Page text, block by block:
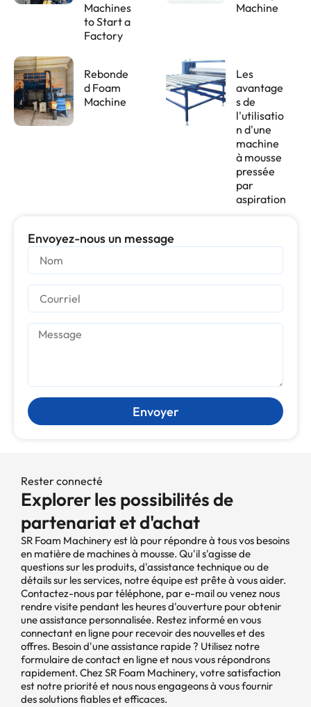
Machines
to Start a
Factory
Machine
Rebonde
d Foam
Machine
Les
avantage
s de
l'utilisatio
n d'une
machine
à mousse
pressée
par
aspiration
Envoyez-nous un message
Envoyer
Rester connecté
Explorer les possibilités de
partenariat et d'achat
SR Foam Machinery est là pour répondre à tous vos besoins
en matière de machines à mousse. Qu'il s'agisse de
questions sur les produits, d'assistance technique ou de
détails sur les services, notre équipe est prête à vous aider.
Contactez-nous par téléphone, par e-mail ou venez nous
rendre visite pendant les heures d'ouverture pour obtenir
une assistance personnalisée. Restez informé en vous
connectant en ligne pour recevoir des nouvelles et des
offres. Besoin d'une assistance rapide ? Utilisez notre
formulaire de contact en ligne et nous vous répondrons
rapidement. Chez SR Foam Machinery, votre satisfaction
est notre priorité et nous nous engageons à vous fournir
des solutions fiables et efficaces.